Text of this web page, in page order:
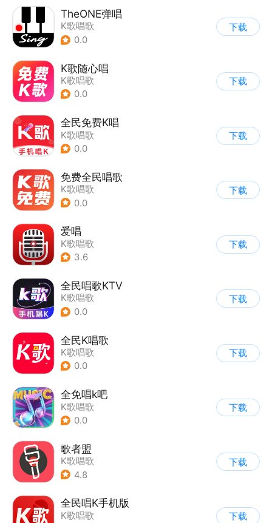
TheONE弹唱
K歌唱歌
0.0
下载
K歌随心唱
K歌唱歌
0.0
下载
全民免费K唱
K歌唱歌
0.0
下载
免费全民唱歌
K歌唱歌
0.0
下载
爱唱
K歌唱歌
3.6
下载
全民唱歌KTV
K歌唱歌
0.0
下载
全民K唱歌
K歌唱歌
0.0
下载
全免唱k吧
K歌唱歌
0.0
下载
歌者盟
K歌唱歌
4.8
下载
全民唱K手机版
K歌唱歌
下载